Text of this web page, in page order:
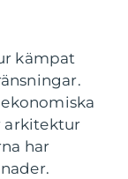
kämpat
arkitektur
har